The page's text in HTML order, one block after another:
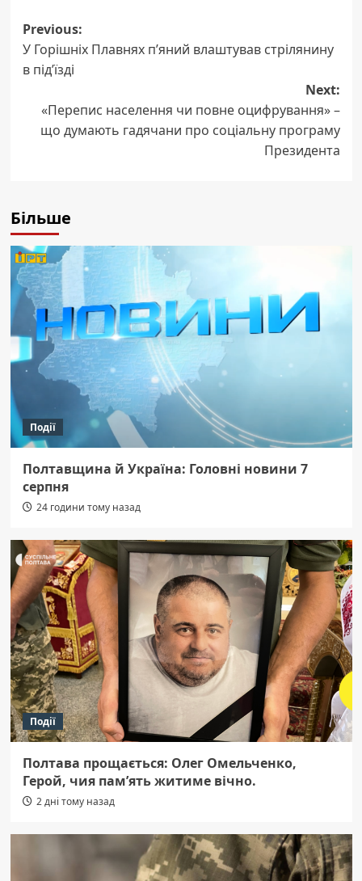
Post
navigation
Previous:
У Горішніх Плавнях п’яний влаштував стрілянину
в під’їзді
Next:
«Перепис населення чи повне оцифрування» –
що думають гадячани про соціальну програму
Президента
Більше
Події
Полтавщина й Україна: Головні новини 7
серпня
24 години тому назад
Події
Полтава прощається: Олег Омельченко,
Герой, чия пам’ять житиме вічно.
2 дні тому назад